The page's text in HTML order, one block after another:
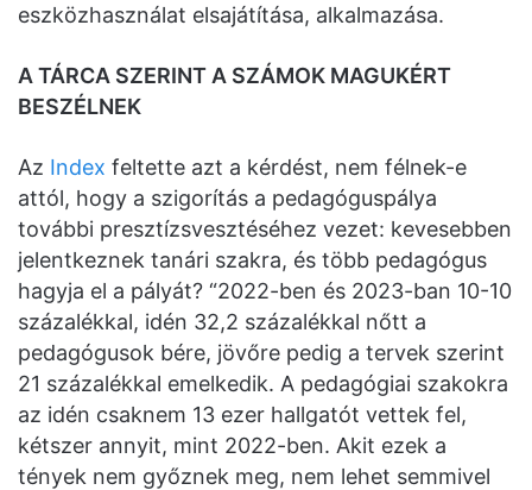
eszközhasználat elsajátítása, alkalmazása.
A TÁRCA SZERINT A SZÁMOK MAGUKÉRT
BESZÉLNEK
Az Index feltette azt a kérdést, nem félnek-e
attól, hogy a szigorítás a pedagóguspálya
további presztízsvesztéséhez vezet: kevesebben
jelentkeznek tanári szakra, és több pedagógus
hagyja el a pályát? “2022-ben és 2023-ban 10-10
százalékkal, idén 32,2 százalékkal nőtt a
pedagógusok bére, jövőre pedig a tervek szerint
21 százalékkal emelkedik. A pedagógiai szakokra
az idén csaknem 13 ezer hallgatót vettek fel,
kétszer annyit, mint 2022-ben. Akit ezek a
tények nem győznek meg, nem lehet semmivel